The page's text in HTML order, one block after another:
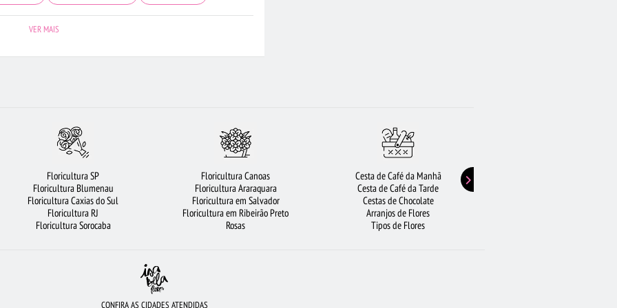
URSO DE PELÚCIA
DE CAFÉ DA MANHÃ FLORES BRANCAS
UBERLÂNDIA VIOLETA FLORICULTURA CURITIBA
MAIS PROCURADAS FLORICULTURA SP FLORES VERMELHAS
COROA DE FLORES
VER MAIS
Floricultura SP
Floricultura Blumenau
Floricultura Caxias do Sul
Floricultura RJ
Floricultura Sorocaba
Floricultura Canoas
Floricultura Araraquara
Floricultura em Salvador
Floricultura em Ribeirão Preto
Rosas
Cesta de Café da Manhã
Cesta de Café da Tarde
Cestas de Chocolate
Arranjos de Flores
Tipos de Flores
CONFIRA AS CIDADES ATENDIDAS